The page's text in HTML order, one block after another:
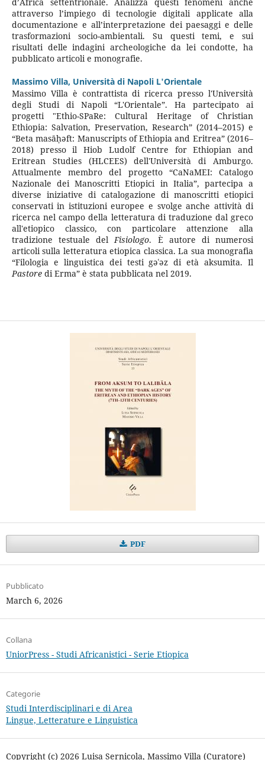
attraverso l’impiego di tecnologie digitali applicate alla
documentazione e all’interpretazione dei paesaggi e delle
trasformazioni socio-ambientali. Su questi temi, e sui
risultati delle indagini archeologiche da lei condotte, ha
pubblicato articoli e monografie.
Massimo Villa, Università di Napoli L'Orientale
Massimo Villa è contrattista di ricerca presso l'Università
degli Studi di Napoli “L'Orientale”. Ha partecipato ai
progetti "Ethio-SPaRe: Cultural Heritage of Christian
Ethiopia: Salvation, Preservation, Research” (2014–2015) e
“Beta masāḥǝft: Manuscripts of Ethiopia and Eritrea” (2016–
2018) presso il Hiob Ludolf Centre for Ethiopian and
Eritrean Studies (HLCEES) dell'Università di Amburgo.
Attualmente membro del progetto “CaNaMEI: Catalogo
Nazionale dei Manoscritti Etiopici in Italia”, partecipa a
diverse iniziative di catalogazione di manoscritti etiopici
conservati in istituzioni europee e svolge anche attività di
ricerca nel campo della letteratura di traduzione dal greco
all'etiopico classico, con particolare attenzione alla
tradizione testuale delFisiologo. È autore di numerosi
articoli sulla letteratura etiopica classica. La sua monografia
“Filologia e linguistica dei testi gǝʿǝz di età aksumita. Il
Pastoredi Erma” è stata pubblicata nel 2019.
PDF
Pubblicato
March 6, 2026
Collana
UniorPress - Studi Africanistici - Serie Etiopica
Categorie
Studi Interdisciplinari e di Area
Lingue, Letterature e Linguistica
Copyright (c) 2026 Luisa Sernicola, Massimo Villa (Curatore)